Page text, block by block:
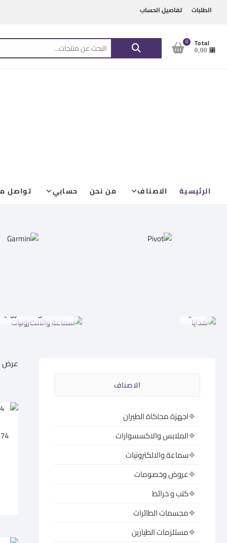
contentالطلبات تفاصيل الحساب
عن:
0 Total
⃁ 0,00
الرئيسية الاصناف من نحن حسابي تواصل
سماعة والالكترونيات هدايا
عرض 1–60 من أصل 585 نتيجة
الاصناف
اجهزة محاكاة الطيران
الملابس والاكسسوارات
سماعة والالكترونيات
عروض وخصومات
كتب و خرائط
مجسمات الطائرات
مستلزمات الطيارين